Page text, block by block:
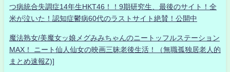
つ病統合失調症14年生HKT46！！9期研究生、最後のサイト！全
米が泣いた！認知症鬱病60代のラストサイト絶賛！公開中
魔法熟女/美魔女ッ娘メグみみちゃんのニートッフルステーション
MAX！ ニート仙人仙女の映画三昧老後生活！（無職孤独居老人的
まとめ速報Z)]